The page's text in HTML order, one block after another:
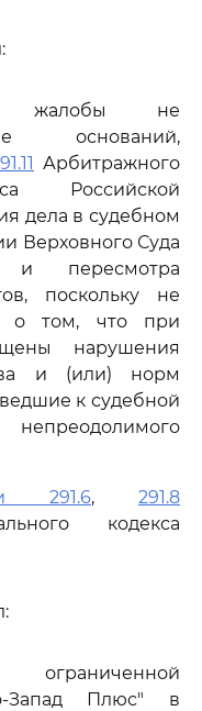
жалобы не
оснований,
Арбитражного
Российской
дела в судебном
Верховного Суда
и пересмотра
поскольку не
о том, что при
нарушения
и (или) норм
к судебной
291.6, 291.8
кодекса
Запад Плюс" в